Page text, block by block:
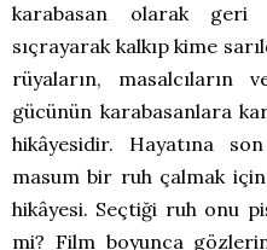
karabasan olarak geri
sıçrayarak kalkıp kime
rüyaların,
gücünün karabasanlara
hikâyesidir. Hayatına
masum bir ruh çalmak
hikâyesi. Seçtiği ruh onu
mi? Film boyunca